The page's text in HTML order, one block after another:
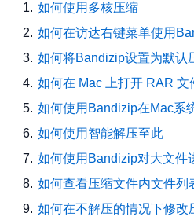
如何使用多核压缩
如何在访达右键菜单使用
如何将Bandizip设置为默认
如何在 Mac 上打开 RAR 文
如何使用Bandizip在Mac系
如何使用智能解压至此
如何使用Bandizip对大文件
如何查看压缩文件内文件列
如何在不解压的情况下修改